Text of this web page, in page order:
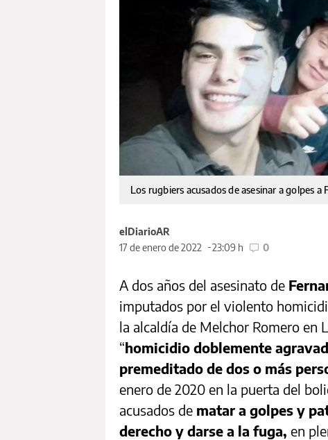
Los rugbiers acusados de asesinar a golpes a
elDiarioAR
17 de enero de 2022
23:09 h 0
A dos años del asesinato de
imputados por el violento
la alcaldía de Melchor Romero en
“homicidio doblemente
premeditado de dos o más
enero de 2020 en la puerta del
acusados de matar a golpes y
derecho y darse a la fuga, en